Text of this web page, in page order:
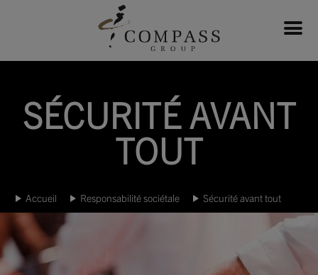
SÉCURITÉ AVANT
TOUT
Accueil Responsabilité sociétale Sécurité avant tout